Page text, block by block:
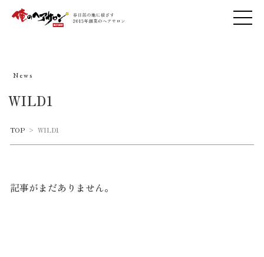
News
WILD1
TOP > WILD1
記事がまだありません。